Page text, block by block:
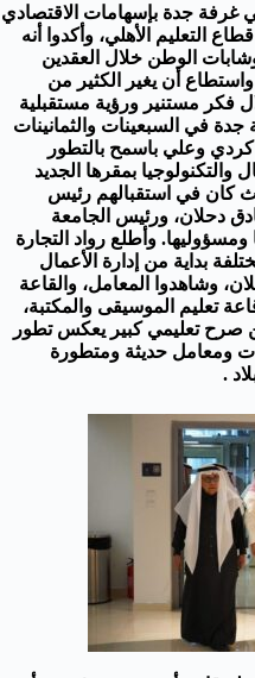
في غرفة جدة بإسهامات الاقتصادي
التعليم الأهلي، وأكدوا أنه
الوطن خلال العقدين
واستطاع أن يغير الكثير من
فكر مستنير ورؤية مستقبلية
في السبعينات والثمانينات
كردي وعلي باسمح بالتطور
والتكنولوجيا بمقرها الجديد
كان في استقبالهم رئيس
دحلان، ورئيس الجامعة
ومسؤوليها. وأطلع رواد التجارة
بداية من إدارة الأعمال
وشاهدوا المعامل، والقاعة
تعليم الموسيقى والمكتبة،
صرح تعليمي كبير يعكس تطور
ومعامل حديثة ومتطورة
.